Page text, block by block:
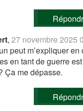
,27 novembre 2025
peut m’expliquer
en tant de guerre
Ça me dépasse.